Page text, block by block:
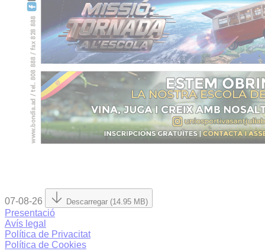
07-08-26 Descarregar (14.95 MB)
Presentació
Avís legal
Política de Privacitat
Política de Cookies